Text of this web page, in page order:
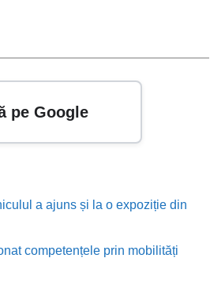
pe Google
a ajuns și la o expoziție din
competențele prin mobilități